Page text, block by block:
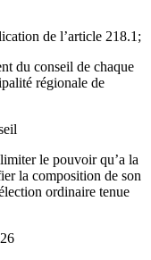
de l’article 218.1;
du conseil de chaque
régionale de
le pouvoir qu’a la
la composition de son
ordinaire tenue